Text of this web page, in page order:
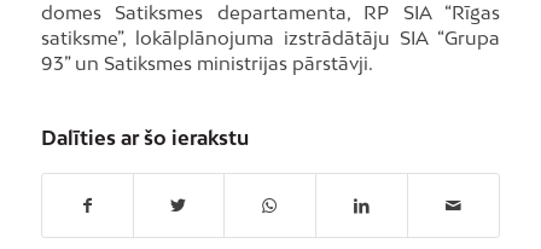
domes Satiksmes departamenta, RP SIA “Rīgas
satiksme”, lokālplānojuma izstrādātāju SIA “Grupa
93” un Satiksmes ministrijas pārstāvji.
Dalīties ar šo ierakstu